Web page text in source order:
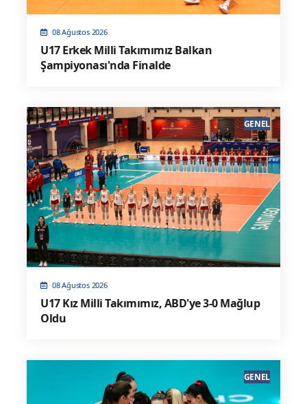
08 Ağustos 2026
U17 Erkek Milli Takımımız Balkan
Şampiyonası'nda Finalde
08 Ağustos 2026
U17 Kız Milli Takımımız, ABD'ye 3-0 Mağlup
Oldu
GENEL
GENEL